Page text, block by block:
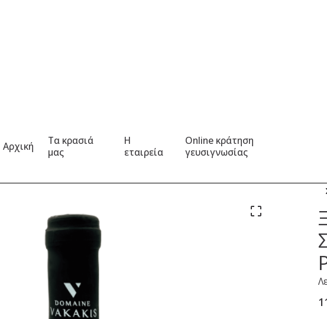
Αρχική
Τα κρασιά
μας
Η
εταιρεία
Online κράτηση
γευσιγνωσίας